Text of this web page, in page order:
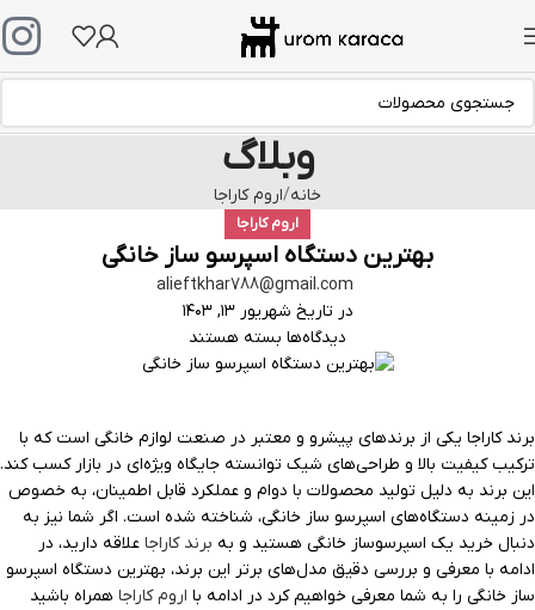
وبلاگ
خانه اروم کاراجا
اروم کاراجا
بهترین دستگاه اسپرسو ساز خانگی
alieftkhar788@gmail.com
در تاریخ شهریور ۱۳, ۱۴۰۳
دیدگاه‌ها بسته هستند
برند کاراجا یکی از برندهای پیشرو و معتبر در صنعت لوازم خانگی است که با
ترکیب کیفیت بالا و طراحی‌های شیک توانسته جایگاه ویژه‌ای در بازار کسب کند.
این برند به دلیل تولید محصولات با دوام و عملکرد قابل اطمینان، به خصوص
در زمینه دستگاه‌های اسپرسو ساز خانگی، شناخته شده است. اگر شما نیز به
دنبال خرید یک اسپرسوساز خانگی هستید و به برند کاراجا علاقه دارید، در
ادامه با معرفی و بررسی دقیق مدل‌های برتر این برند، بهترین دستگاه اسپرسو
ساز خانگی را به شما معرفی خواهیم کرد در ادامه با اروم کاراجا همراه باشید